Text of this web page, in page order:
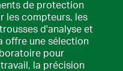
de protection
les compteurs, les
d'analyse et
offre une sélection
pour
la précision